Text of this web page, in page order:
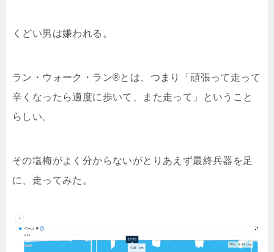
くどい男は嫌われる。
ラン・ウォーク・ラン®とは、つまり「頑張って走って
辛くなったら適度に歩いて、また走って」ということ
らしい。
その塩梅がよく分からないがとりあえず最終兵器を足
に、走ってみた。